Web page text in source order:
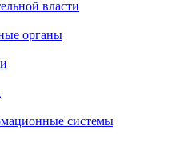
власти
органы
системы